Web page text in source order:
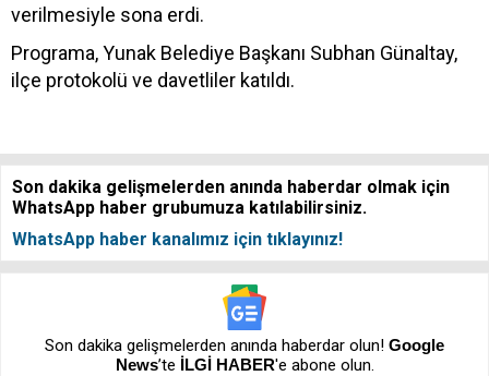
verilmesiyle sona erdi.
Programa, Yunak Belediye Başkanı Subhan Günaltay,
ilçe protokolü ve davetliler katıldı.
Son dakika gelişmelerden anında haberdar olmak için
WhatsApp haber grubumuza katılabilirsiniz.
WhatsApp haber kanalımız için tıklayınız!
Son dakika gelişmelerden anında haberdar olun! Google
News’te İLGİ HABER'e abone olun.